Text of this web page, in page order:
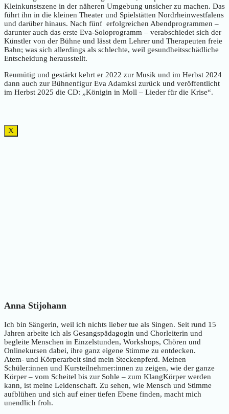
Kleinkunstszene in der näheren Umgebung unsicher zu machen. Das
führt ihn in die kleinen Theater und Spielstätten Nordrheinwestfalens
und darüber hinaus. Nach fünf erfolgreichen Abendprogrammen –
darunter auch das erste Eva-Soloprogramm – verabschiedet sich der
Künstler von der Bühne und lässt dem Lehrer und Therapeuten freie
Bahn; was sich allerdings als schlechte, weil gesundheitsschädliche
Entscheidung herausstellt.
Reumütig und gestärkt kehrt er 2022 zur Musik und im Herbst 2024
dann auch zur Bühnenfigur Eva Adamksi zurück und veröffentlicht
im Herbst 2025 die CD: „Königin in Moll – Lieder für die Krise“.
X
Anna Stijohann
Ich bin Sängerin, weil ich nichts lieber tue als Singen. Seit rund 15
Jahren arbeite ich als Gesangspädagogin und Chorleiterin und
begleite Menschen in Einzelstunden, Workshops, Chören und
Onlinekursen dabei, ihre ganz eigene Stimme zu entdecken.
Atem- und Körperarbeit sind mein Steckenpferd. Meinen
Schüler:innen und Kursteilnehmer:innen zu zeigen, wie der ganze
Körper – vom Scheitel bis zur Sohle – zum KlangKörper werden
kann, ist meine Leidenschaft. Zu sehen, wie Mensch und Stimme
aufblühen und sich auf einer tiefen Ebene finden, macht mich
unendlich froh.